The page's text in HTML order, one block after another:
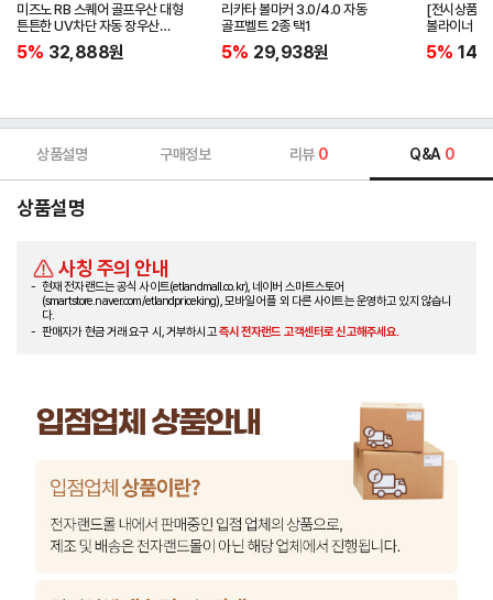
미즈노 RB 스퀘어 골프우산 대형
튼튼한 UV차단 자동 장우산
5LKY22100
5% 32,888원
리카타 볼마커 3.0/4.0 자동
골프벨트 2종 택1
5% 29,938원
[전시상품]
볼라이너 +
5%
상품설명 구매정보 리뷰 0 Q&A 0
상품설명
사칭 주의 안내
현재 전자랜드는 공식 사이트(etlandmall.co.kr), 네이버 스마트스토어
(smartstore.naver.com/etlandpriceking), 모바일 어플 외 다른 사이트는 운영하고 있지 않습니
다.
판매자가 현금 거래 요구 시, 거부하시고즉시 전자랜드 고객센터로 신고해주세요.